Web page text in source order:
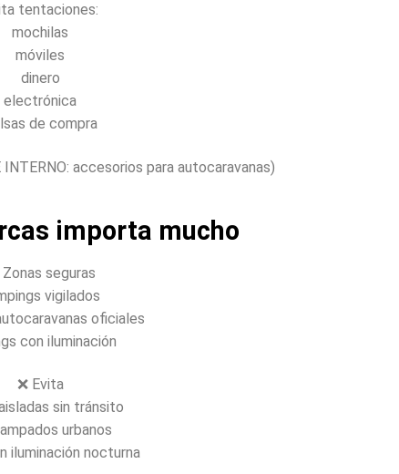
tentaciones:
mochilas
móviles
dinero
electrónica
de compra
accesorios para autocaravanas)
importa mucho
seguras
vigilados
oficiales
con iluminación
❌ Evita
sin tránsito
urbanos
iluminación nocturna